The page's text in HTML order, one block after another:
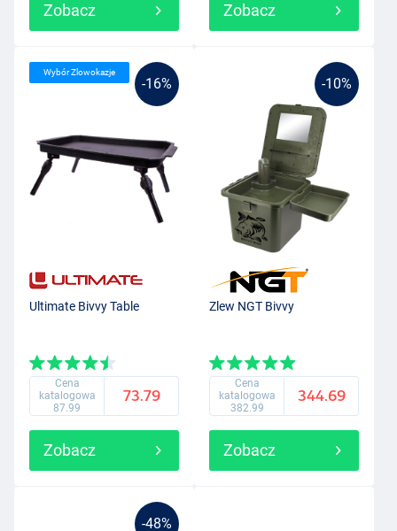
Zobacz Zobacz
-16%
Wybór Zlowokazje
Ultimate Bivvy Table
Cena
katalogowa
87.99
73.79
Zobacz
-10%
Zlew NGT Bivvy
Cena
katalogowa
382.99
344.69
Zobacz
-48%